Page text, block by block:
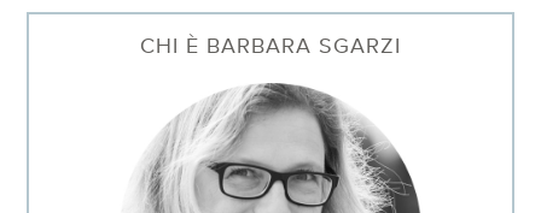
CHI È BARBARA SGARZI